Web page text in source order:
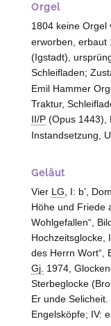
Orgel
1804 keine Orgel
erworben, erbaut
(Igstadt),
Schleifladen;
Emil Hammer
Traktur,
II/P(Opus 1443),
Instandsetzung,
Geläut
Vier LG , I: bʼ,
Höhe und Friede
Wohlgefallen“,
Hochzeitsglocke,
des Herrn Wort“,
Gj. 1974,
Sterbeglocke
Er unde
Engelsköpfe; IV: